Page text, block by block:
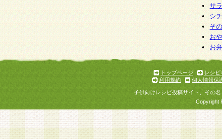
サ
シ
そ
お
お
トップページ
レシピ
利用規約
個人情報保
子供向けレシピ投稿サイト、その
Copyright